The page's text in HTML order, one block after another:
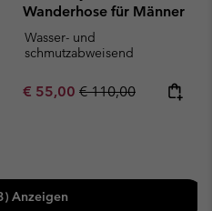
Wanderhose für Männer
Wasser- und
schmutzabweisend
Sale price:
€ 55,00 Regular price:
€ 110,00
Anzeigen